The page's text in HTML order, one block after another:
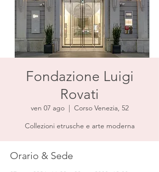
Fondazione Luigi
Rovati
ven 07 ago
  |
Corso Venezia, 52
Collezioni etrusche e arte moderna
Orario & Sede